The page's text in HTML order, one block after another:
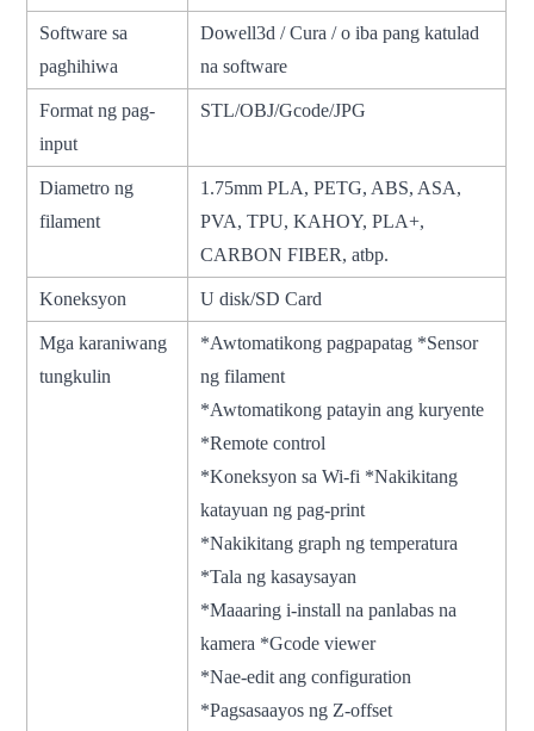
Software sa
paghihiwa
Dowell3d / Cura / o iba pang katulad
na software
Format ng pag-
input
STL/OBJ/Gcode/JPG
Diametro ng
filament
1.75mm PLA, PETG, ABS, ASA,
PVA, TPU, KAHOY, PLA+,
CARBON FIBER, atbp.
Koneksyon U disk/SD Card
Mga karaniwang
tungkulin
*Awtomatikong pagpapatag *Sensor
ng filament
*Awtomatikong patayin ang kuryente
*Remote control
*Koneksyon sa Wi-fi *Nakikitang
katayuan ng pag-print
*Nakikitang graph ng temperatura
*Tala ng kasaysayan
*Maaaring i-install na panlabas na
kamera *Gcode viewer
*Nae-edit ang configuration
*Pagsasaayos ng Z-offset